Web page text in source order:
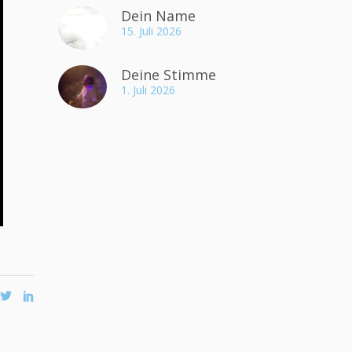
Dein Name
15. Juli 2026
Deine Stimme
1. Juli 2026